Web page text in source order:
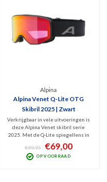
Alpina
Alpina Venet Q-Lite OTG
Skibril 2025 | Zwart
Verkrijgbaar in vele uitvoeringen is
deze Alpina Venet skibril serie
2025. Met de Q-Lite spiegellens in
rode tint (Cat. 2) heb je optimaal
zicht bij wisselvallig weer. Moderne
medium-fit bril met cilindrisch
€99,95 €69,00
OP VOORRAAD